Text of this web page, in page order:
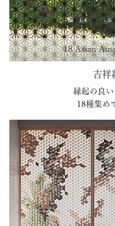
18 Asian
吉祥
縁起の良
18種集め